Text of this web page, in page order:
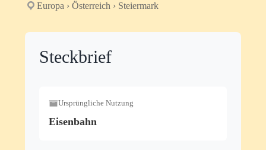
Europa › Österreich › Steiermark
Steckbrief
Ursprüngliche Nutzung
Eisenbahn